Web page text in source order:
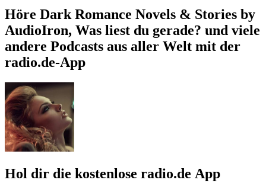
Höre Dark Romance Novels & Stories by
AudioIron, Was liest du gerade? und viele
andere Podcasts aus aller Welt mit der
radio.de-App
Hol dir die kostenlose radio.de App